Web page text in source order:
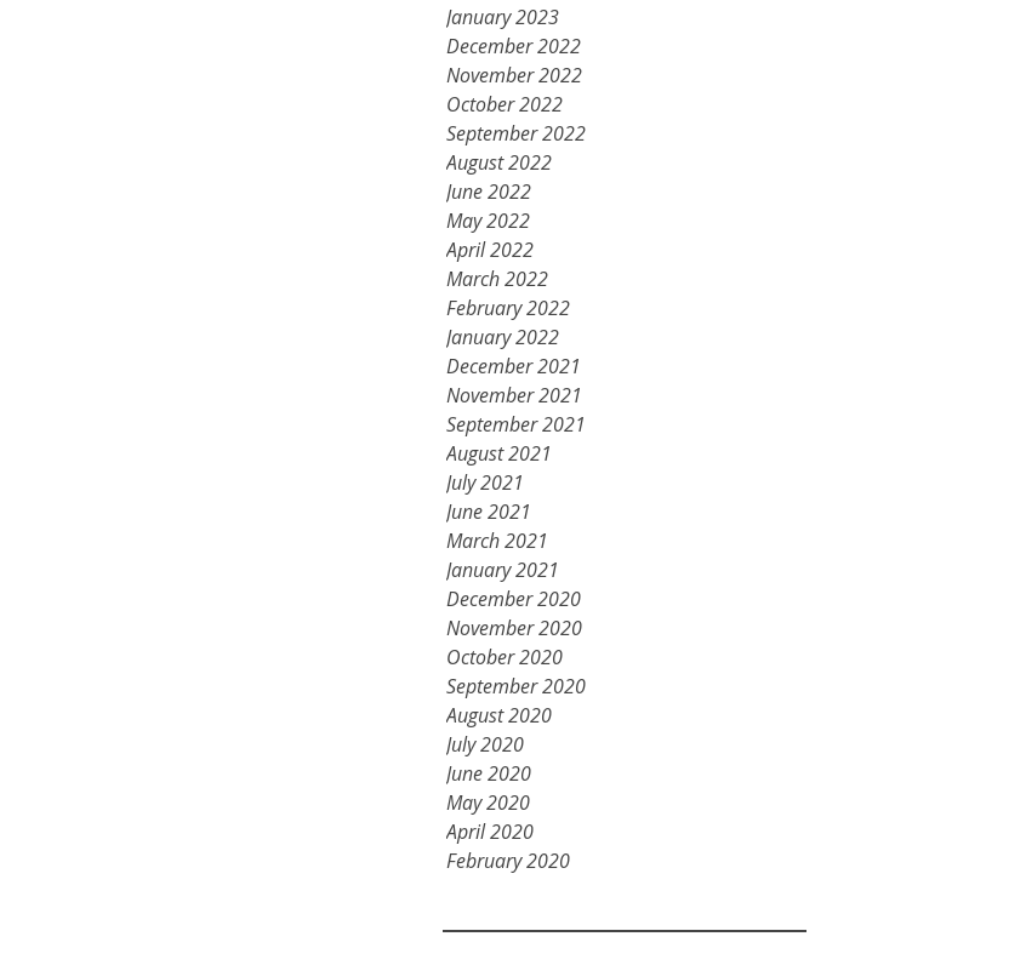
January 2023
December 2022
November 2022
October 2022
September 2022
August 2022
June 2022
May 2022
April 2022
March 2022
February 2022
January 2022
December 2021
November 2021
September 2021
August 2021
July 2021
June 2021
March 2021
January 2021
December 2020
November 2020
October 2020
September 2020
August 2020
July 2020
June 2020
May 2020
April 2020
February 2020